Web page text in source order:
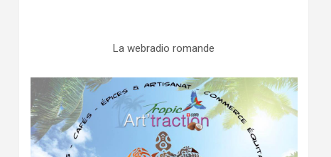
La webradio romande